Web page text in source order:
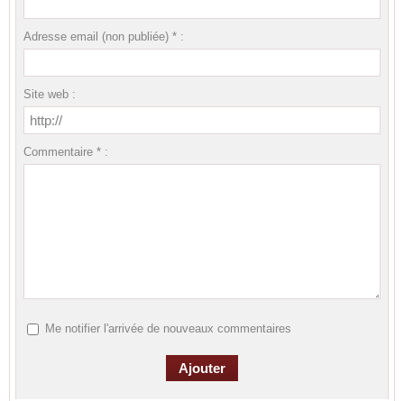
Adresse email (non publiée) * :
Site web :
Commentaire * :
Me notifier l'arrivée de nouveaux commentaires